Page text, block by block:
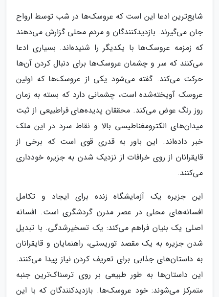
شایع‌ترین ادعا این است که عروسک‌ها در شب توسط ارواح
جان می‌گیرند. بازدیدکنندگان و مردم محلی گزارش می‌دهند
که زمزمه عروسک‌ها با یکدیگر را شنیده‌اند. بسیاری ادعا
می‌کنند که سر و چشمان عروسک‌ها برای دنبال کردن آن‌ها
حرکت می‌کند. گفته می‌شود یکی از عروسک‌ها که اولین
عروسک آویخته‌شده است، چشمانی دارد که بسته به زمان
روز رنگ عوض می‌کند. محققان پدیده‌های فراطبیعی از ثبت
میدان‌های الکترومغناطیسی بالا و نقاط سرد در این ملک
خبر داده‌اند. این باور به قدری قوی است که برخی از
قایقرانان از روی خرافات از نزدیک شدن به جزیره خودداری
می‌کنند.
این جزیره یک آزمایشگاه زنده برای ایجاد و تکامل
افسانه‌های محلی در عصر مدرن گردشگری است. افسانه
اصلی یک بنیان فراهم می‌کند: یک تسخیرشدگی. با تبدیل
شدن جزیره به یک مقصد توریستی، راهنمایان و قایقرانان
به داستان‌های جذابی برای تعریف کردن نیاز پیدا می‌کنند.
این داستان‌ها به طور طبیعی بر روی ترسناک‌ترین جنبه
متمرکز می‌شوند: خود عروسک‌ها. بازدیدکنندگان که با این